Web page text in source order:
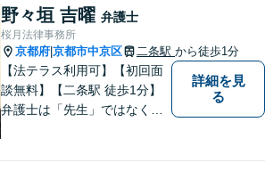
目指します。
野々垣 吉曜 弁護士
桜月法律事務所
京都府 京都市中京区 二条駅 から徒歩1分
【法テラス利用可】【初回面
談無料】【二条駅 徒歩1分】
弁護士は「先生」ではなく、
詳細を見
る